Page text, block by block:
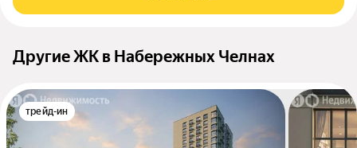
Другие ЖК в Набережных Челнах
трейд-ин